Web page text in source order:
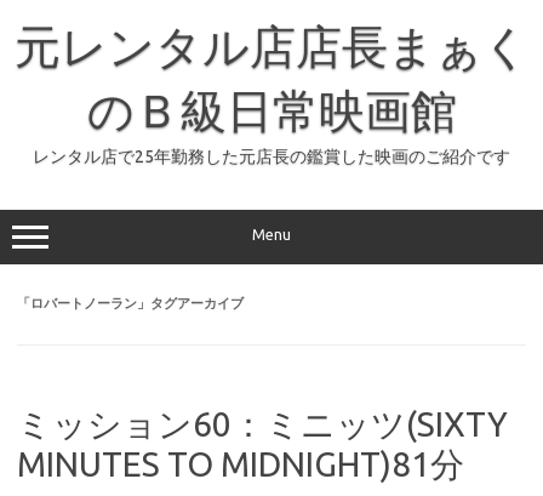
元レンタル店店長まぁく
のＢ級日常映画館
レンタル店で25年勤務した元店長の鑑賞した映画のご紹介です
Menu
「ロバートノーラン 」タグアーカイブ
ミッション60：ミニッツ(SIXTY
MINUTES TO MIDNIGHT)81分